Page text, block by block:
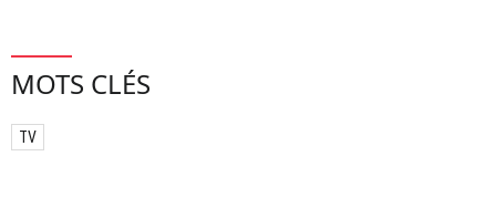
MOTS CLÉS
TV